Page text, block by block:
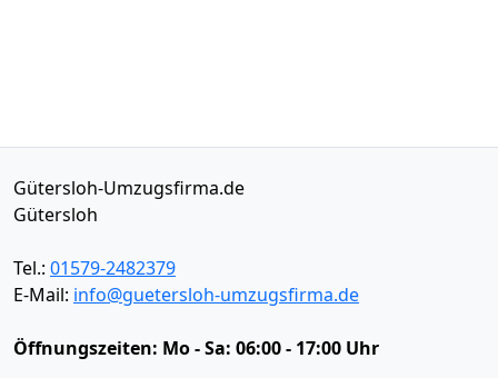
Gütersloh-Umzugsfirma.de
Gütersloh
Tel.: 01579-2482379
E-Mail: info@guetersloh-umzugsfirma.de
Öffnungszeiten: Mo - Sa: 06:00 - 17:00 Uhr